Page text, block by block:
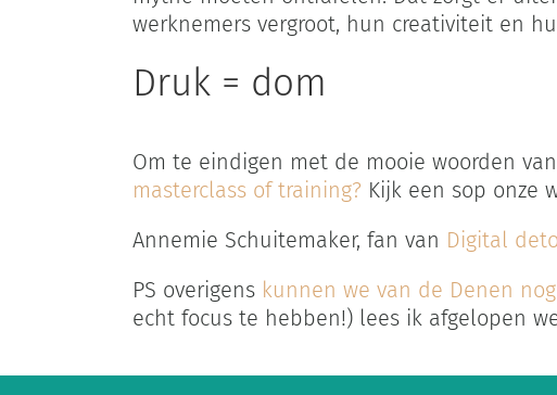
werknemers vergroot, hun creativiteit en
Druk = dom
Om te eindigen met de mooie woorden
masterclass of training? Kijk een sop onze
Annemie Schuitemaker, fan van Digital
PS overigens kunnen we van de Denen
echt focus te hebben!) lees ik afgelopen